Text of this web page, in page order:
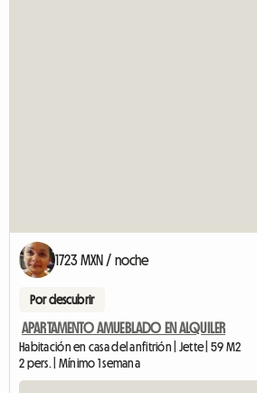
1723 MXN / noche
Por descubrir
APARTAMENTO AMUEBLADO EN ALQUILER
Habitación en casa del anfitrión | Jette | 59 M2
2 pers. | Mínimo 1 semana